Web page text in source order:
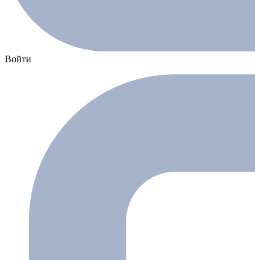
Войти